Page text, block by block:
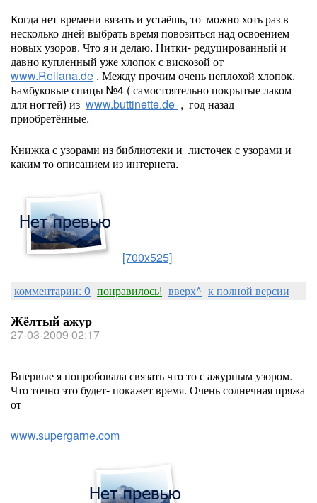
Когда нет времени вязать и устаёшь, то можно хоть раз в
несколько дней выбрать время повозиться над освоением
новых узоров. Что я и делаю. Нитки- редуцированный и
давно купленный уже хлопок с вискозой от
www.Rellana.de . Между прочим очень неплохой хлопок.
Бамбуковые спицы №4 ( самостоятельно покрытые лаком
для ногтей) из www.buttinette.de , год назад
приобретённые.
Книжка с узорами из библиотеки и листочек с узорами и
каким то описанием из интернета.
[700x525]
комментарии: 0 понравилось! вверх^ к полной версии
Жёлтый ажур
27-03-2009 02:17
Впервые я попробовала связать что то с ажурным узором.
Что точно это будет- покажет время. Очень солнечная пряжа
от
www.supergarne.com